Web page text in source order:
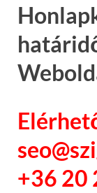
+36 20